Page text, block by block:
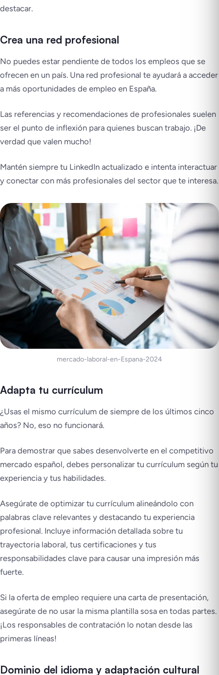
destacar.
Crea una red profesional
No puedes estar pendiente de todos los empleos que se
ofrecen en un país. Una red profesional te ayudará a acceder
a más oportunidades de empleo en España.
Las referencias y recomendaciones de profesionales suelen
ser el punto de inflexión para quienes buscan trabajo. ¡De
verdad que valen mucho!
Mantén siempre tu LinkedIn actualizado e intenta interactuar
y conectar con más profesionales del sector que te interesa.
mercado-laboral-en-Espana-2024
Adapta tu currículum
¿Usas el mismo currículum de siempre de los últimos cinco
años? No, eso no funcionará.
Para demostrar que sabes desenvolverte en el competitivo
mercado español, debes personalizar tu currículum según tu
experiencia y tus habilidades.
Asegúrate de optimizar tu currículum alineándolo con
palabras clave relevantes y destacando tu experiencia
profesional. Incluye información detallada sobre tu
trayectoria laboral, tus certificaciones y tus
responsabilidades clave para causar una impresión más
fuerte.
Si la oferta de empleo requiere una carta de presentación,
asegúrate de no usar la misma plantilla sosa en todas partes.
¡Los responsables de contratación lo notan desde las
primeras líneas!
Dominio del idioma y adaptación cultural